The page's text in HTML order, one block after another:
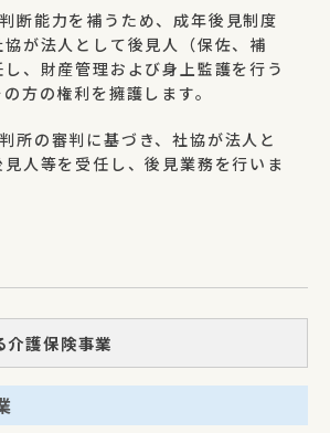
断能力を補うため、成年後見制度
協が法人として後見人（保佐、補
、財産管理および身上監護を行う
方の権利を擁護します。
所の審判に基づき、社協が法人と
見人等を受任し、後見業務を行いま
介護保険事業